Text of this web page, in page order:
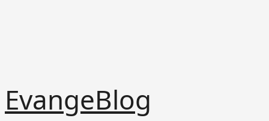
to
content
EvangeBlog